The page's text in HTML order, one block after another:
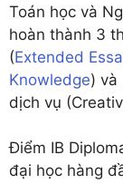
Toán học và
hoàn thành 3
(Extended
Knowledge) và
dịch vụ
Điểm IB
đại học hàng